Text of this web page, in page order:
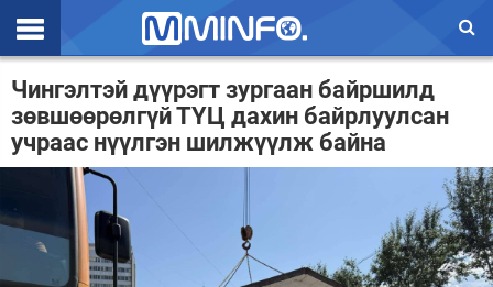
Эхлэл
Цаг агаар
Валют ханш
Улс төр
Эдийн засаг
Чингэлтэй дүүрэгт зургаан байршилд
зөвшөөрөлгүй ТҮЦ дахин байрлуулсан
учраас нүүлгэн шилжүүлж байна